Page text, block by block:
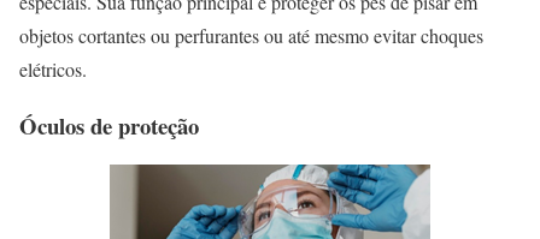
objetos cortantes ou perfurantes ou até mesmo evitar choques
elétricos.
Óculos de proteção